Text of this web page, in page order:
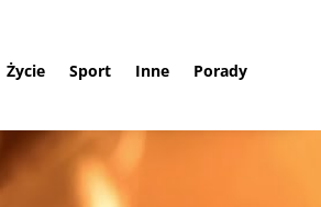
Życie Sport Inne Porady